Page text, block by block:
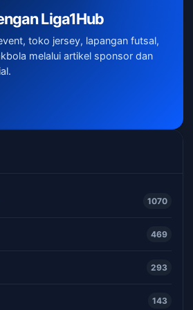
Liga1Hub
toko jersey, lapangan futsal,
melalui artikel sponsor dan
1070
469
293
143